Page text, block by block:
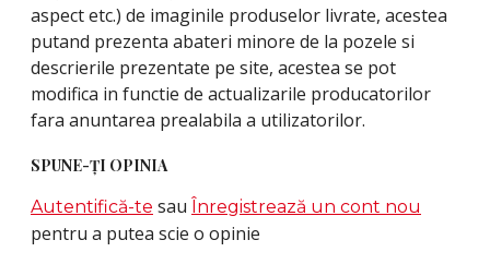
aspect etc.) de imaginile produselor livrate, acestea
putand prezenta abateri minore de la pozele si
descrierile prezentate pe site, acestea se pot
modifica in functie de actualizarile producatorilor
fara anuntarea prealabila a utilizatorilor.
SPUNE-ŢI OPINIA
Autentifică-te sau Înregistrează un cont nou
pentru a putea scie o opinie